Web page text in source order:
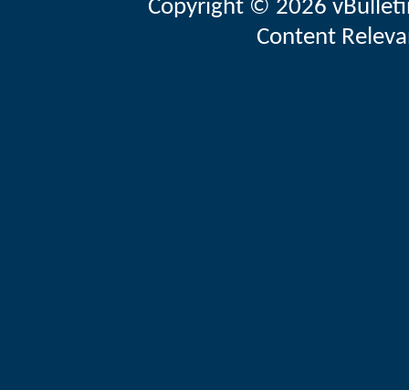
Copyright © 2026
Content